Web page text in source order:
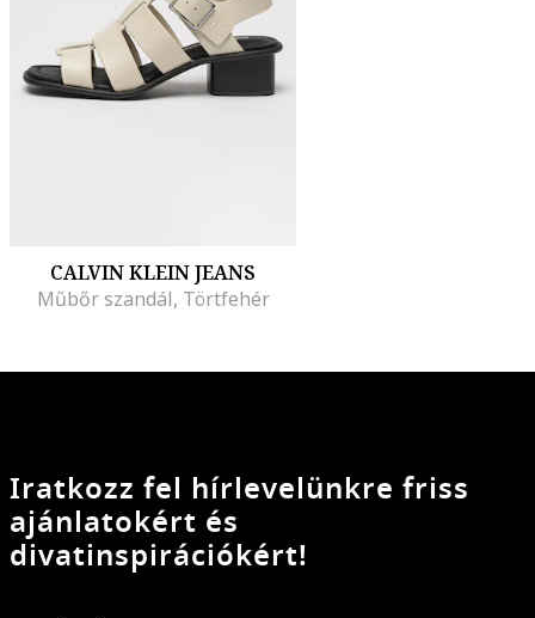
CALVIN KLEIN JEANS
Műbőr szandál, Törtfehér
Iratkozz fel hírlevelünkre friss
ajánlatokért és
divatinspirációkért!